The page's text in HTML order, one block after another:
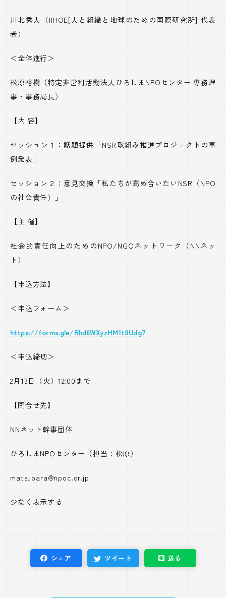
川北秀人（IIHOE[人と組織と地球のための国際研究所] 代表
者）
＜全体進行＞
松原裕樹（特定非営利活動法人ひろしま NPOセンター 専務理
事・事務局長）
【内 容】
セッション１：話題提供「NSR取組み推進プロジェクトの事
例発表」
セッション２：意見交換「私たちが高め合いたい NSR （NPO
の社会責任）」
【主 催】
社会的責任向上のための NPO/NGO ネットワーク（ NN ネッ
ト）
【申込方法】
＜申込フォーム＞
https://forms.gle/Rhd6WXyzHM1t9Udg7
＜申込締切＞
2月 13 日（火） 12:00 まで
【問合せ先】
NNネット幹事団体
ひろしまNPOセンター（担当：松原）
matsubara@npoc.or.jp
少なく表示する
シェア ツイート 送る